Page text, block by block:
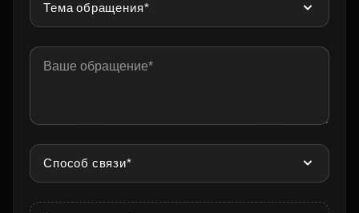
Тема обращения*
Способ связи*